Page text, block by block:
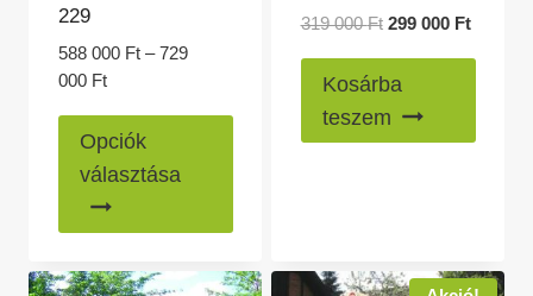
229
588 000 Ft – 729
000 FtÁrtartomány:
000 Ft
-
000 Ft
Opciók
választása
több
van.
319 000Ft Original
was:
299 000 FtCurrent
Kosárba
teszem